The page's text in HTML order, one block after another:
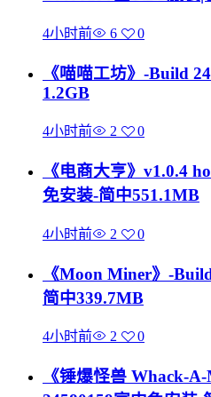
4小时前 6 0
《喵喵工坊》-Build
1.2GB
4小时前 2 0
《电商大亨》v1.0.4
免安装-简中551.1MB
4小时前 2 0
《Moon Miner》-
简中339.7MB
4小时前 2 0
《锤爆怪兽 Whack-